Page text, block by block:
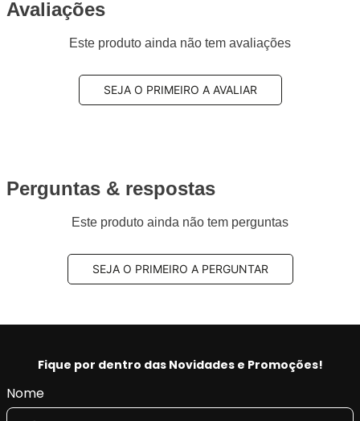
Avaliações
Este produto ainda não tem avaliações
SEJA O PRIMEIRO A AVALIAR
Perguntas & respostas
Este produto ainda não tem perguntas
SEJA O PRIMEIRO A PERGUNTAR
Fique por dentro das Novidades e Promoções!
Nome